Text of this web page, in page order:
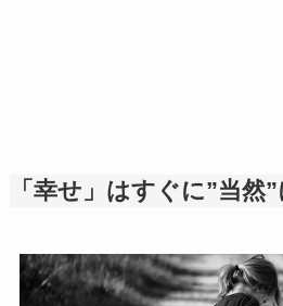
「幸せ」はすぐに”当然